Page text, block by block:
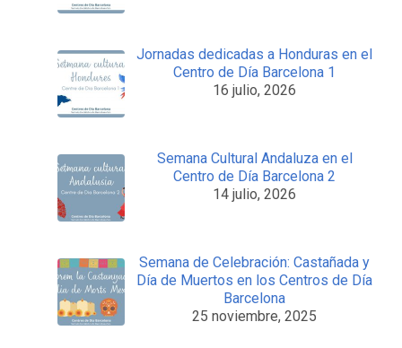
Jornadas dedicadas a Honduras en el
Centro de Día Barcelona 1
16 julio, 2026
Semana Cultural Andaluza en el
Centro de Día Barcelona 2
14 julio, 2026
Semana de Celebración: Castañada y
Día de Muertos en los Centros de Día
Barcelona
25 noviembre, 2025